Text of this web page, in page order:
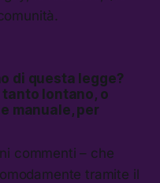
di questa legge?
tanto lontano, o
manuale, per
commenti – che
tramite il